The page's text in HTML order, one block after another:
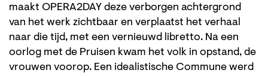
maakt OPERA2DAY deze verborgen achtergrond
van het werk zichtbaar en verplaatst het verhaal
naar die tijd, met een vernieuwd libretto. Na een
oorlog met de Pruisen kwam het volk in opstand, de
vrouwen voorop. Een idealistische Commune werd